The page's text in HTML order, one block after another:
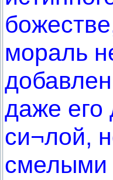
мораль
даже его
си¬лой,
смелыми